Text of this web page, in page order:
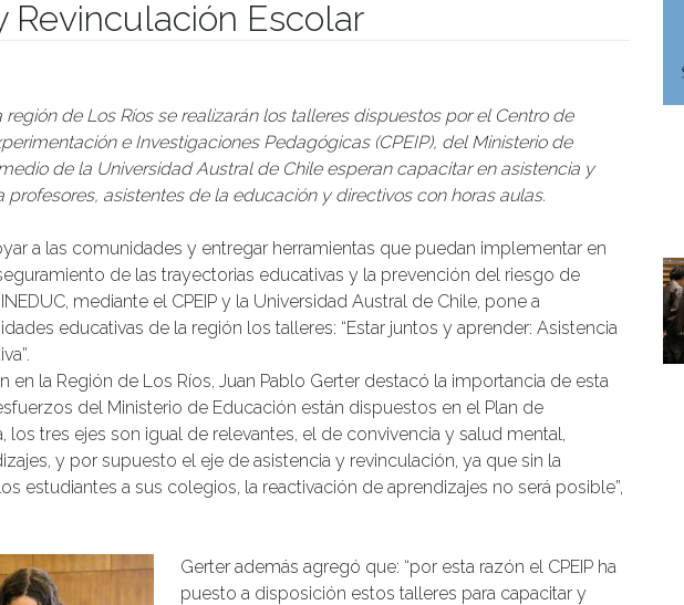
Revinculación Escolar
de Los Ríos se realizarán los talleres dispuestos por el Centro de
e Investigaciones Pedagógicas (CPEIP), del Ministerio de
de la Universidad Austral de Chile esperan capacitar en asistencia y
profesores, asistentes de la educación y directivos con horas aulas.
a las comunidades y entregar herramientas que puedan implementar en
de las trayectorias educativas y la prevención del riesgo de
mediante el CPEIP y la Universidad Austral de Chile, pone a
educativas de la región los talleres: “Estar juntos y aprender: Asistencia
en la Región de Los Ríos, Juan Pablo Gerter destacó la importancia de esta
del Ministerio de Educación están dispuestos en el Plan de
los tres ejes son igual de relevantes, el de convivencia y salud mental,
y por supuesto el eje de asistencia y revinculación, ya que sin la
estudiantes a sus colegios, la reactivación de aprendizajes no será posible”,
Gerter además agregó que: “por esta razón el CPEIP ha
puesto a disposición estos talleres para capacitar y